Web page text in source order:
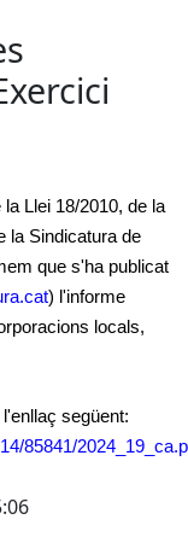
Llei 18/2010, de la
la Sindicatura de
que s'ha publicat
) l'informe
locals,
següent:
85841/